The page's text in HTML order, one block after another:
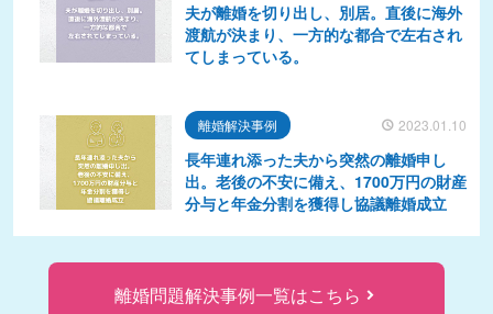
夫が離婚を切り出し、別居。直後に海外
渡航が決まり、一方的な都合で左右され
てしまっている。
離婚解決事例 2023.01.10
長年連れ添った夫から突然の離婚申し
出。老後の不安に備え、1700万円の財産
分与と年金分割を獲得し協議離婚成立
離婚問題解決事例一覧はこちら